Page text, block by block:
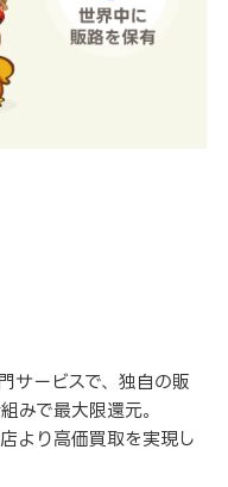
サービスで、独自の販
みで最大限還元。
より高価買取を実現し